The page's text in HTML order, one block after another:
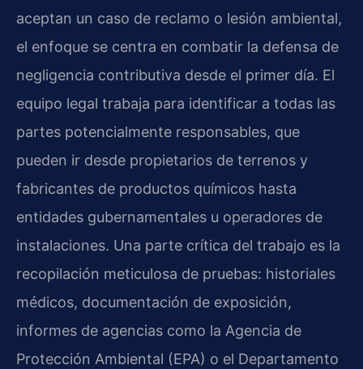
aceptan un caso de reclamo o lesión ambiental,
el enfoque se centra en combatir la defensa de
negligencia contributiva desde el primer día. El
equipo legal trabaja para identificar a todas las
partes potencialmente responsables, que
pueden ir desde propietarios de terrenos y
fabricantes de productos químicos hasta
entidades gubernamentales u operadores de
instalaciones. Una parte crítica del trabajo es la
recopilación meticulosa de pruebas: historiales
médicos, documentación de exposición,
informes de agencias como la Agencia de
Protección Ambiental (EPA) o el Departamento